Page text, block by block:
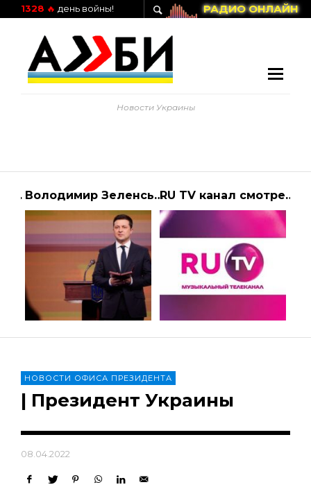
РАДИО ОНЛАЙН
1328 🔥 день войны!
Новости Украины
Русский экстрим канал смотреть онлайн Володимир Зеленський взяв участь в урочистостях з нагоди Міжнародного дня волонт… | АЛИБИ RU TV канал смотреть онлайн
НОВОСТИ ОФИСА ПРЕЗИДЕНТА
| Президент Украины
08.04.2022